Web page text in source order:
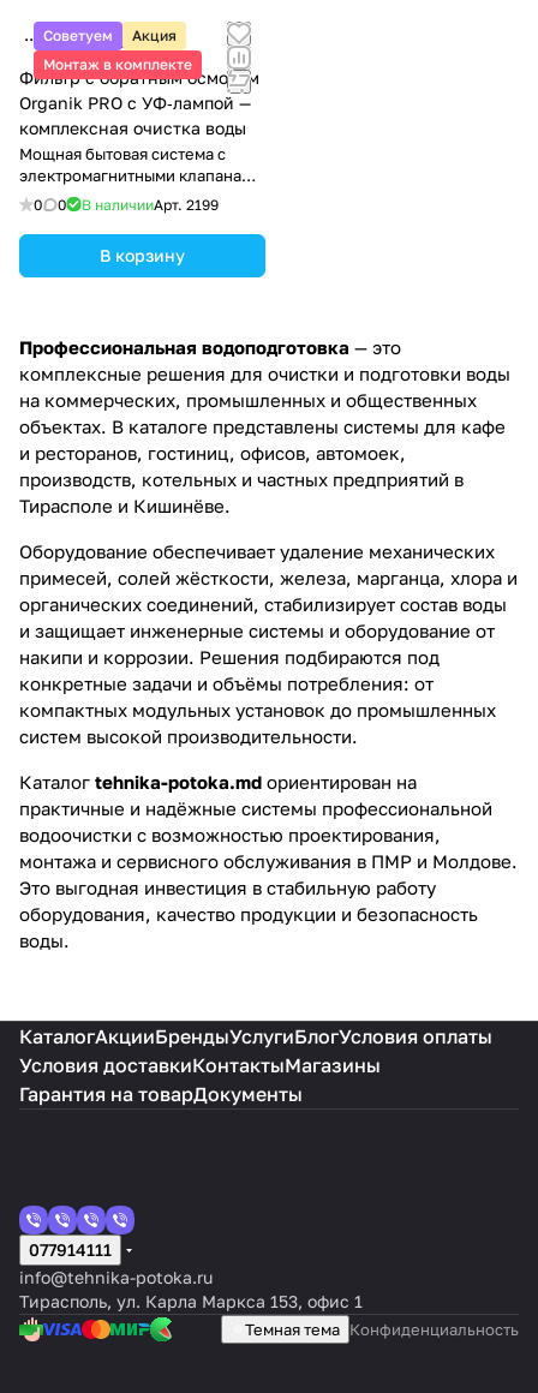
Советуем
Акция
Монтаж в комплекте
4 550 ₽/ шт
Фильтр с обратным осмосом
Organik PRO с УФ‑лампой —
комплексная очистка воды
Мощная бытовая система с
электромагнитными клапанами
и насосом
0 0 В наличииАрт. 2199
В корзину
Профессиональная водоподготовка — это
комплексные решения для очистки и подготовки воды
на коммерческих, промышленных и общественных
объектах. В каталоге представлены системы для кафе
и ресторанов, гостиниц, офисов, автомоек,
производств, котельных и частных предприятий в
Тирасполе и Кишинёве.
Оборудование обеспечивает удаление механических
примесей, солей жёсткости, железа, марганца, хлора и
органических соединений, стабилизирует состав воды
и защищает инженерные системы и оборудование от
накипи и коррозии. Решения подбираются под
конкретные задачи и объёмы потребления: от
компактных модульных установок до промышленных
систем высокой производительности.
Каталог tehnika-potoka.md ориентирован на
практичные и надёжные системы профессиональной
водоочистки с возможностью проектирования,
монтажа и сервисного обслуживания в ПМР и Молдове.
Это выгодная инвестиция в стабильную работу
оборудования, качество продукции и безопасность
воды.
КаталогАкцииБрендыУслугиБлогУсловия оплаты
Условия доставкиКонтактыМагазины
Гарантия на товарДокументы
077914111
info@tehnika-potoka.ru
Тирасполь, ул. Карла Маркса 153, офис 1
Темная тема Конфиденциальность